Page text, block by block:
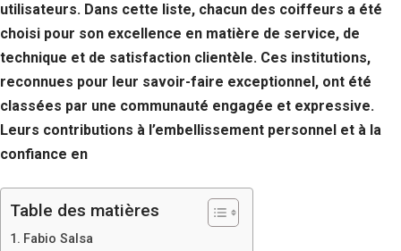
utilisateurs. Dans cette liste, chacun des coiffeurs a été
choisi pour son excellence en matière de service, de
technique et de satisfaction clientèle. Ces institutions,
reconnues pour leur savoir-faire exceptionnel, ont été
classées par une communauté engagée et expressive.
Leurs contributions à l’embellissement personnel et à la
confiance en
Table des matières
Fabio Salsa